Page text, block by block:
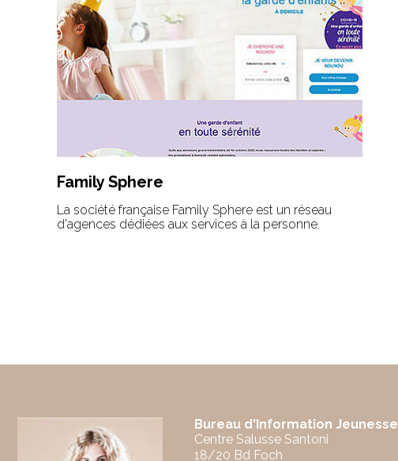
Family Sphere
La société française Family Sphere est un réseau
d'agences dédiées aux services à la personne.
Bureau d'Information Jeunesse
Centre Salusse Santoni
18/20 Bd Foch